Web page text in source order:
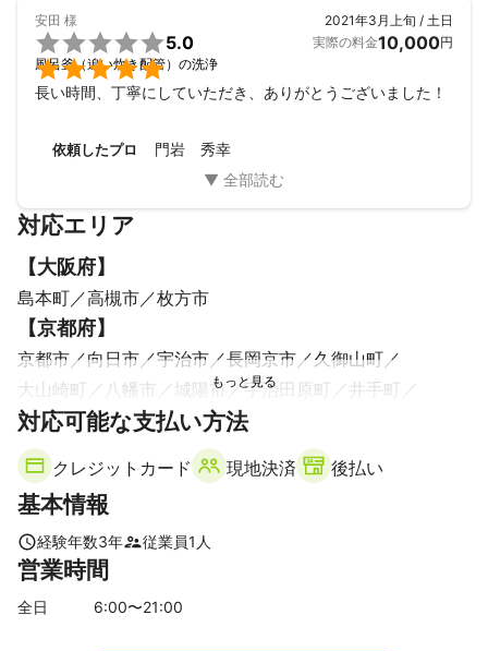
安田 様


5.0
風呂釜（追い炊き配管）の洗浄
2021年3月上旬 / 土日
実際の料金10,000円
長い時間、丁寧にしていただき、ありがとうございました！
依頼したプロ 門岩 秀幸
対応エリア
【大阪府】
島本町 高槻市 枚方市
【京都府】
京都市 向日市 宇治市 長岡京市
久御山町
大山崎町
八幡市 城陽市 宇治田原町
井手町
京田辺市
亀岡市 和束町 南丹市
笠置町
【兵庫県】
川西市 猪名川町
【滋賀県】
草津市 大津市
対応可能な支払い方法
クレジットカード 現地決済 後払い
基本情報
経験年数3年 従業員1 人
営業時間
全日 6:00〜21:00